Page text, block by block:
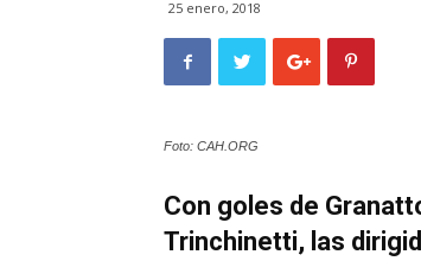
25 enero, 2018
Foto: CAH.ORG
Con goles de
Trinchinetti, las